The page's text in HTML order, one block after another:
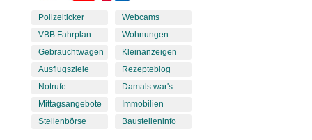
Polizeiticker
VBB Fahrplan
Gebrauchtwagen
Ausflugsziele
Notrufe
Mittagsangebote
Stellenbörse
Webcams
Wohnungen
Kleinanzeigen
Rezepteblog
Damals war's
Immobilien
Baustelleninfo